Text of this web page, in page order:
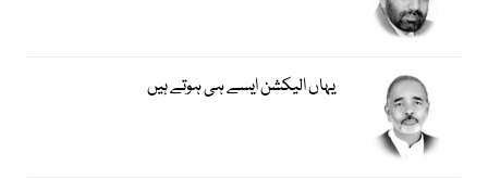
یہاں الیکشن ایسے ہی ہوتے ہیں